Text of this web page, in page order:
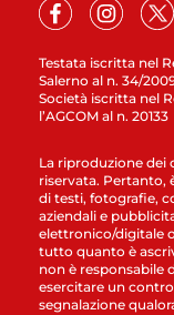
Testata iscritta nel
Salerno al n. 34/
Società iscritta nel
l’AGCOM al n. 20133
La riproduzione dei
riservata. Pertanto,
di testi, fotografie,
aziendali e
elettronico/digitale
tutto quanto è
non è responsabile
esercitare un
segnalazione